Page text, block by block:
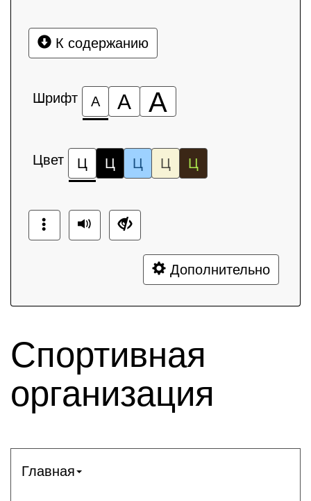
К содержанию
Шрифт А А А
Цвет Ц Ц Ц Ц Ц
Дополнительно
Спортивная
организация
Главная